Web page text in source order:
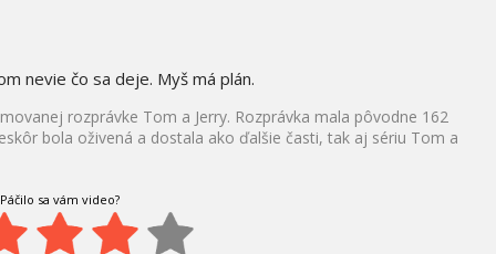
nevie čo sa deje. Myš má plán.
rozprávke Tom a Jerry. Rozprávka mala pôvodne 162
bola oživená a dostala ako ďalšie časti, tak aj sériu Tom a
Páčilo sa vám video?